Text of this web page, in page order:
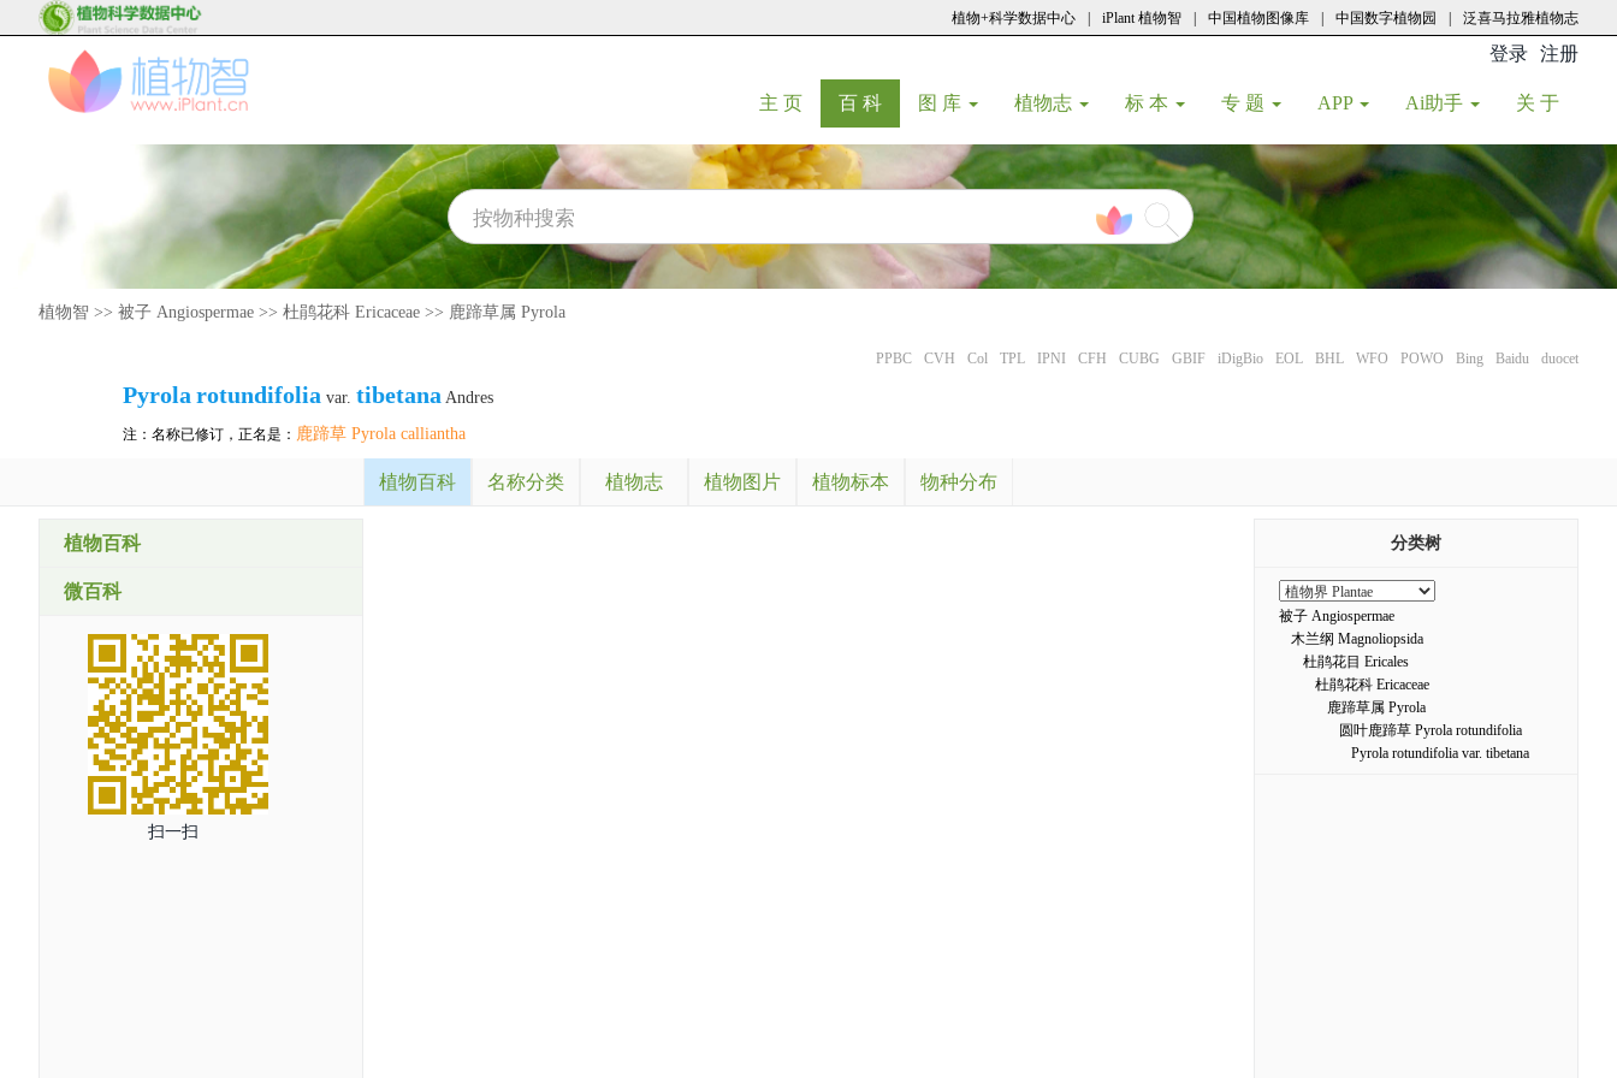
植物+科学数据中心 iPlant 植物智 中国植物图像库 中国数字植物园 泛喜马拉雅植物志
登录 注册
主 页(current)
百 科(current)
图 库 植物志 标 本 专 题 APP Ai助手 关 于
植物智 >> 被子 Angiospermae >> 杜鹃花科 Ericaceae >> 鹿蹄草属 Pyrola
PPBC CVH Col TPL IPNI CFH CUBG GBIF iDigBio EOL BHL WFO POWO Bing Baidu duocet
Pyrola rotundifolia var. tibetana Andres
注：名称已修订，正名是： 鹿蹄草 Pyrola calliantha
植物百科 名称分类 植物志 植物图片 植物标本 物种分布
植物百科
微百科
扫一扫
分类树
被子 Angiospermae
木兰纲 Magnoliopsida
杜鹃花目 Ericales
杜鹃花科 Ericaceae
鹿蹄草属 Pyrola
圆叶鹿蹄草 Pyrola rotundifolia
Pyrola rotundifolia var. tibetana